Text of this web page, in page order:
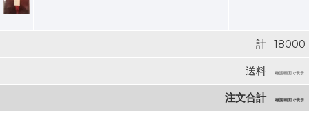
計 18000
送料 確認画面で表示
注文合計 確認画面で表示